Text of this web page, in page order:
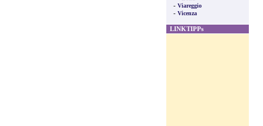
- Viareggio
- Vicenza
LINKTIPPs